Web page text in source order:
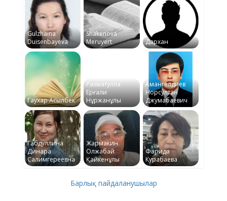
Gulzhaina
Duisenbayeva
Shakenova
Meruyert
Дархан
Гаухар Асылбек
Рахматулла
Ерғали
Нұржанұлы
Амангелдиев
Норсултан
Джумабаевич
Габдуллина
Динара
Салимгереевна
Жармакин
Олжабай
Қайкенұлы
Фарида
Курабаева
Барлық пайдаланушылар